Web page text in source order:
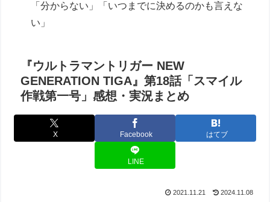
「分からない」「いつまでに決めるのかも言えな
い」
『ウルトラマントリガー NEW
GENERATION TIGA』第18話「スマイル
作戦第一号」感想・実況まとめ
X Facebook はてブ
LINE
2021.11.21 2024.11.08